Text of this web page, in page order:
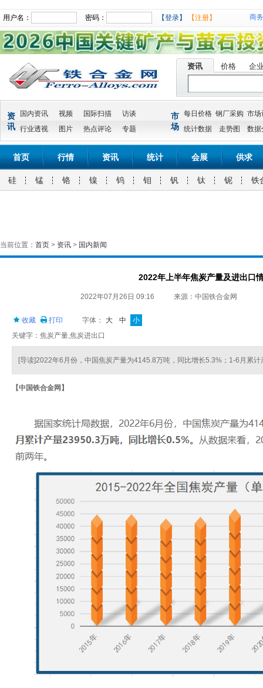
用户名： 密码： 【登录】 【注册】 商
资讯 价格 企
资
讯
国内资讯 视频 国际扫描
访谈
行业透视
图片 热点评论 专题
市
场
每日价格 钢厂采购 市场
统计数据
走势图 数据
首页 行情 资讯 统计 会展 供求
硅 锰 铬 镍 钨 钼 钒 钛 铌 铁
当前位置： 首页 > 资讯 > 国内新闻
2022年上半年焦炭产量及进出口
2022年07月26日 09:16 来源：中国铁合金网
收藏 打印 字体： 大 中
小
关键字：焦炭产量,焦炭进出口
[导读]2022年6月份，中国焦炭产量为4145.8万吨，同比增长5.3%；1-6月累
【中国铁合金网】